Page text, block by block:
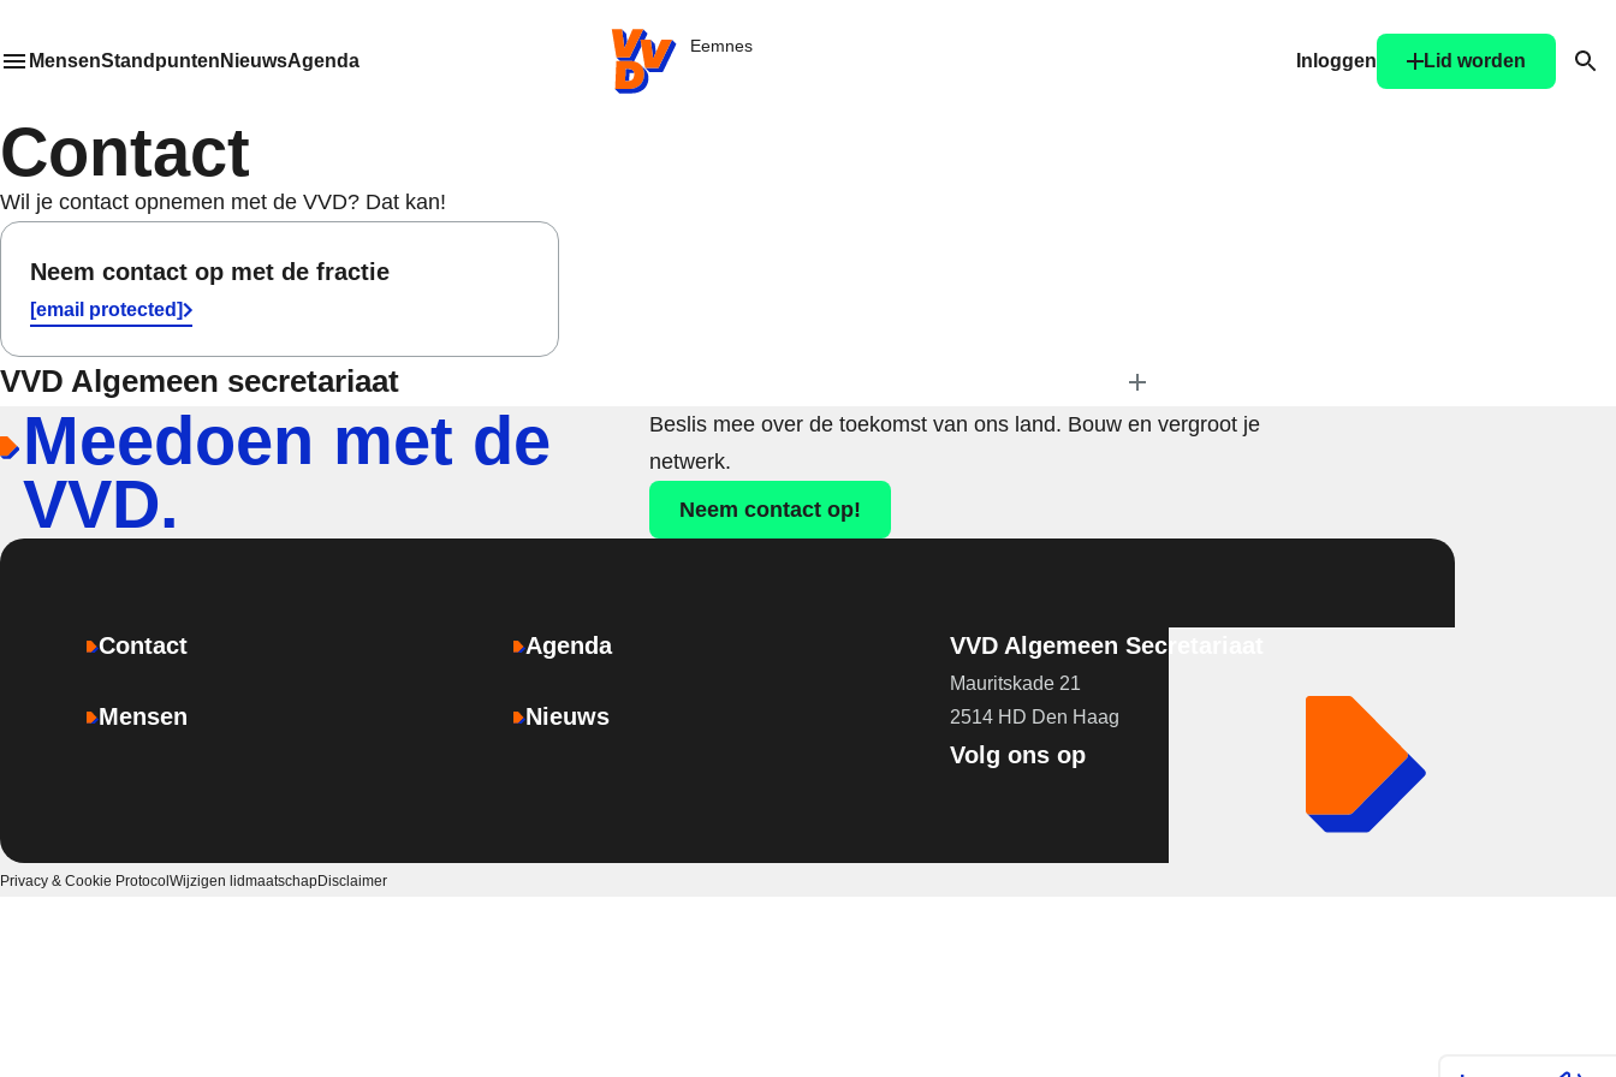
VVD.nl - Ga naar de homepage
Eemnes
Toonhet submenu van
Meer menu items
MensenStandpunten NieuwsAgenda Inloggen
Lid worden
Contact
Wil je contact opnemen met de VVD? Dat kan!
Neem contact op met de fractie
[email protected]
VVD Algemeen secretariaat
Meedoen met de
VVD.
Beslis mee over de toekomst van ons land. Bouw en vergroot je
netwerk.
Neem contact op!
Contact
Mensen
Agenda
Nieuws
VVD Algemeen Secretariaat
Mauritskade 21
2514 HD Den Haag
Volg ons op
Privacy & Cookie Protocol Wijzigen lidmaatschapDisclaimer